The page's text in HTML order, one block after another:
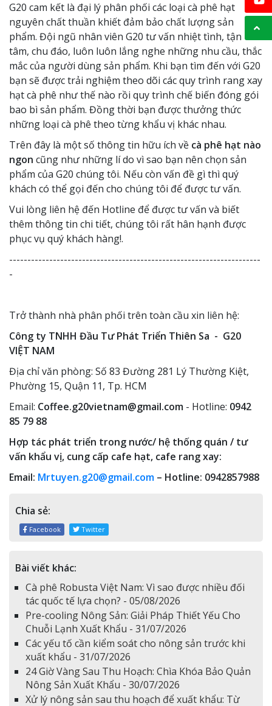
G20 cam kết là đại lý phân phối các loại cà phê hạt
nguyên chất thuần khiết đảm bảo chất lượng sản
phẩm. Đội ngũ nhân viên G20 tư vấn nhiệt tình, tận
tâm, chu đáo, luôn luôn lắng nghe những nhu cầu, thắc
mắc của người dùng sản phẩm. Khi bạn tìm đến với G20
bạn sẽ được trải nghiệm theo dõi các quy trình rang xay
hạt cà phê như thế nào rồi quy trình chế biến đóng gói
bao bì sản phẩm. Đồng thời bạn được thưởng thức
những loại cà phê theo từng khẩu vị khác nhau.
Trên đây là một số thông tin hữu ích về cà phê hạt nào
ngon cũng như những lí do vì sao bạn nên chọn sản
phẩm của G20 chúng tôi. Nếu còn vấn đề gì thì quý
khách có thể gọi đến cho chúng tôi để được tư vấn.
Vui lòng liên hệ đến Hotline để được tư vấn và biết
thêm thông tin chi tiết, chúng tôi rất hân hạnh được
phục vụ quý khách hàng!.
---------------------------------------------------------------------
-
Trở thành nhà phân phối trên toàn cầu xin liên hệ:
Công ty TNHH Đầu Tư Phát Triển Thiên Sa - G20
VIỆT NAM
Địa chỉ văn phòng: Số 83 Đường 281 Lý Thường Kiệt,
Phường 15, Quận 11, Tp. HCM
Email: Coffee.g20vietnam@gmail.com - Hotline: 0942
85 79 88
Hợp tác phát triển trong nước/ hệ thống quán / tư
vấn khẩu vị, cung cấp cafe hạt, cafe rang xay:
Email: Mrtuyen.g20@gmail.com – Hotline: 0942857988
Chia sẻ:
Facebook Twitter
Bài viết khác:
Cà phê Robusta Việt Nam: Vì sao được nhiều đối
tác quốc tế lựa chọn? - 05/08/2026
Pre-cooling Nông Sản: Giải Pháp Thiết Yếu Cho
Chuỗi Lạnh Xuất Khẩu - 31/07/2026
Các yếu tố cần kiểm soát cho nông sản trước khi
xuất khẩu - 31/07/2026
24 Giờ Vàng Sau Thu Hoạch: Chìa Khóa Bảo Quản
Nông Sản Xuất Khẩu - 30/07/2026
Xử lý nông sản sau thu hoạch để xuất khẩu: Từ